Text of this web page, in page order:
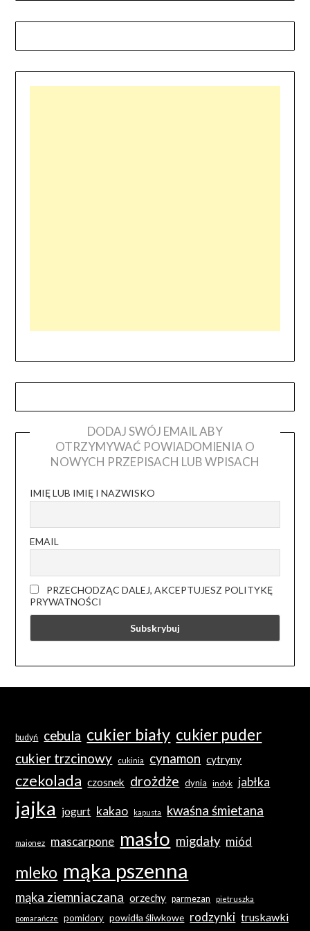
DODAJ SWÓJ EMAIL ABY
OTRZYMYWAĆ POWIADOMIENIA O
NOWYCH PRZEPISACH LUB WPISACH
IMIĘ LUB IMIĘ I NAZWISKO
EMAIL
PRZECHODZĄC DALEJ, AKCEPTUJESZ POLITYKĘ
PRYWATNOŚCI
budyń cebula cukier biały cukier puder
cukier trzcinowy cukinia cynamon cytryny
czekolada czosnek drożdże dynia indyk jabłka
jajka jogurt kakao kapusta kwaśna śmietana
majonez mascarpone masło migdały miód
mleko mąka pszenna
mąka ziemniaczana orzechy parmezan pietruszka
pomarańcze pomidory powidła śliwkowe rodzynki truskawki